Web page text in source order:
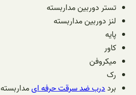
تستر دوربین مداربسته
لنز دوربین مداربسته
پایه
کاور
میکروفن
رک
برددرب ضد سرقت حرفه ایمداربسته